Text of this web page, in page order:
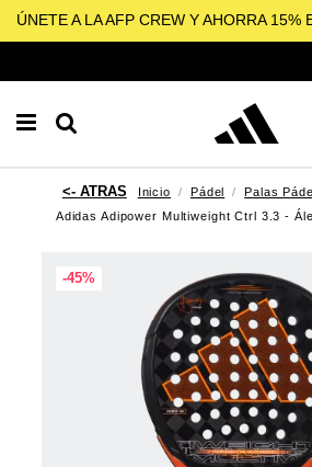
ÚNETE A LA AFP CREW Y AHORRA
Inicio Pádel Palas
Adidas Adipower Multiweight Ctrl 3.3 -
-45%